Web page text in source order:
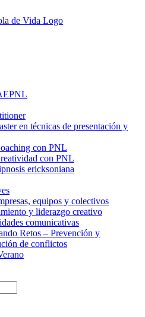
en técnicas de presentación y
con PNL
con PNL
ericksoniana
equipos y colectivos
y liderazgo creativo
comunicativas
Retos – Prevención y
de conflictos